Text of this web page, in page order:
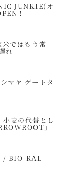
JUNKIE(オ
！
ではもう常
れ
ヤ ゲートタ
小麦の代替とし
」
/ BIO-RAL